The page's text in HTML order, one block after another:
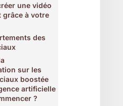
une vidéo
grâce à votre
des
sur les
boostée
artificielle
?